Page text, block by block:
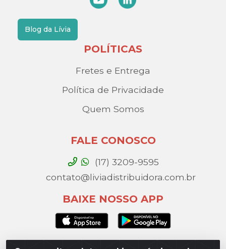
Blog da Lívia
POLÍTICAS
Fretes e Entrega
Política de Privacidade
Quem Somos
FALE CONOSCO
(17) 3209-9595
contato@liviadistribuidora.com.br
BAIXE NOSSO APP